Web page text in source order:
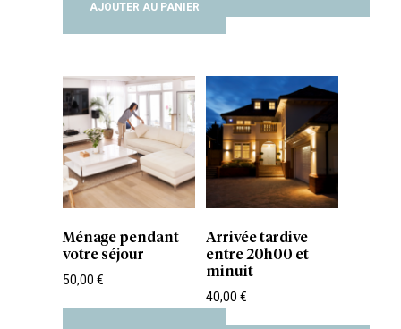
AJOUTER AU PANIER
Ménage pendant
votre séjour
50,00 €
Arrivée tardive
entre 20h00 et
minuit
40,00€